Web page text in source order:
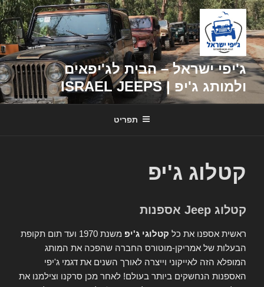
דילוג
לתוכן
ג'יפי ישראל – הבית לג'יפאים
ולמותג ג'יפ | ISRAEL JEEPS
תפריט
קטלוג ג'יפ
קטלוג Jeep אספנות
ראשית אספנו את כל קטלוגי ג'יפ
משנת 1970 ועד תום תקופת
הבעלות של אמריקן-מוטורס החברה שהפכה את המותג
המופלא הזה לאייקוני וייצרה לאורך השנים את דגמי ג'יפי
האספנות הנחשקים ביותר בעולם! לאחר מכן סרקנו וצילמנו את